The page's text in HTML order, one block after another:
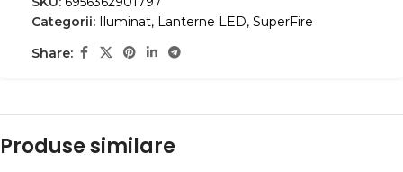
Categorii:
Iluminat, Lanterne LED, SuperFire
Share:
Produse similare